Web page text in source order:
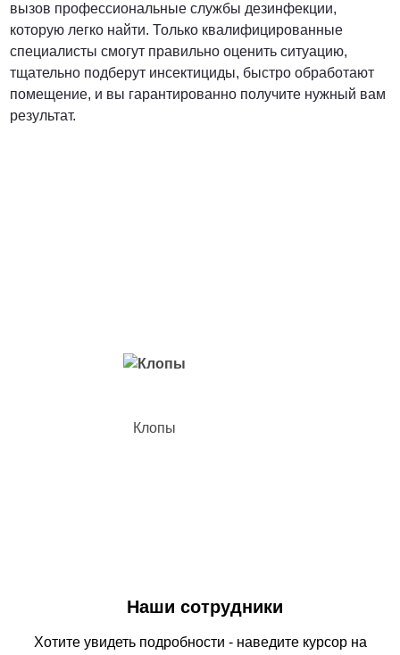
вызов профессиональные службы дезинфекции,
которую легко найти. Только квалифицированные
специалисты смогут правильно оценить ситуацию,
тщательно подберут инсектициды, быстро обработают
помещение, и вы гарантированно получите нужный вам
результат.
Клопы
Наши сотрудники
Хотите увидеть подробности - наведите курсор на